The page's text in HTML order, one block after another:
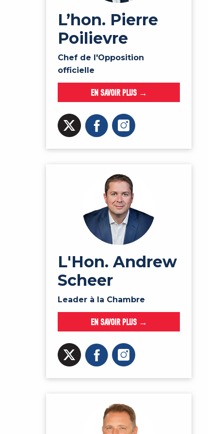
L’hon. Pierre
Poilievre
Chef de l'Opposition
officielle
EN SAVOIR PLUS →
L'Hon. Andrew
Scheer
Leader à la Chambre
EN SAVOIR PLUS →